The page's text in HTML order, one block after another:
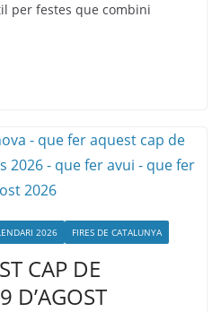
per festes que combini
2026 FIRES DE CATALUNYA
CAP DE
D’AGOST